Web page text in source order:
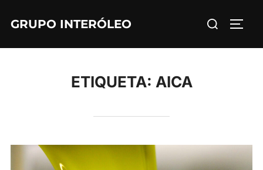
GRUPO INTERÓLEO Buscar:
ETIQUETA: AICA